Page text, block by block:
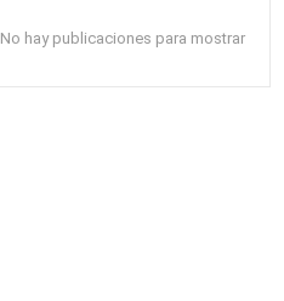
No hay publicaciones para mostrar